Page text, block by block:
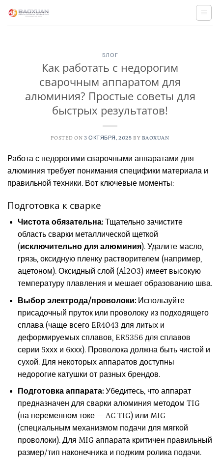
БЛОГ
Как работать с недорогим
сварочным аппаратом для
алюминия? Простые советы для
быстрых результатов!
POSTED ON3 ОКТЯБРЯ, 2025 BY BAOXUAN
Работа с недорогими сварочными аппаратами для
алюминия требует понимания специфики материала и
правильной техники. Вот ключевые моменты:
Подготовка к сварке
Чистота обязательна:Тщательно зачистите
область сварки металлической щеткой
(исключительно для алюминия). Удалите масло,
грязь, оксидную пленку растворителем (например,
ацетоном). Оксидный слой (Al2O3) имеет высокую
температуру плавления и мешает образованию шва.
Выбор электрода/проволоки:Используйте
присадочный пруток или проволоку из подходящего
сплава (чаще всего ER4043 для литых и
деформируемых сплавов, ER5356 для сплавов
серии 5ххх и 6ххх). Проволока должна быть чистой и
сухой. Для некоторых аппаратов доступны
недорогие катушки от разных брендов.
Подготовка аппарата:Убедитесь, что аппарат
предназначен для сварки алюминия методом TIG
(на переменном токе — AC TIG) или MIG
(специальным механизмом подачи для мягкой
проволоки). Для MIG аппарата критичен правильный
размер/тип наконечника и поджим ролика подачи.